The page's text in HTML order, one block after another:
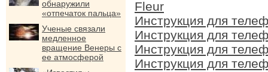
обнаружили
«отпечаток пальца»
Ученые связали
медленное
вращение Венеры с
ее атмосферой
Fleur
Инструкция для
Инструкция для
Инструкция для
Инструкция для